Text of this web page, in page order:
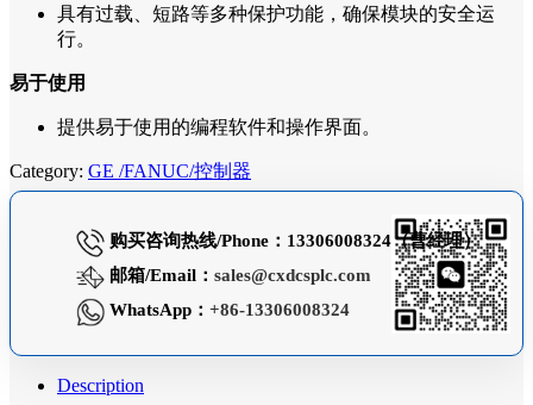
具有过载、短路等多种保护功能，确保模块的安全运
行。
易于使用
提供易于使用的编程软件和操作界面。
Category: GE /FANUC/控制器
购买咨询热线/Phone：13306008324（曹经理）
邮箱/Email： sales@cxdcsplc.com
WhatsApp： +86-13306008324
Description